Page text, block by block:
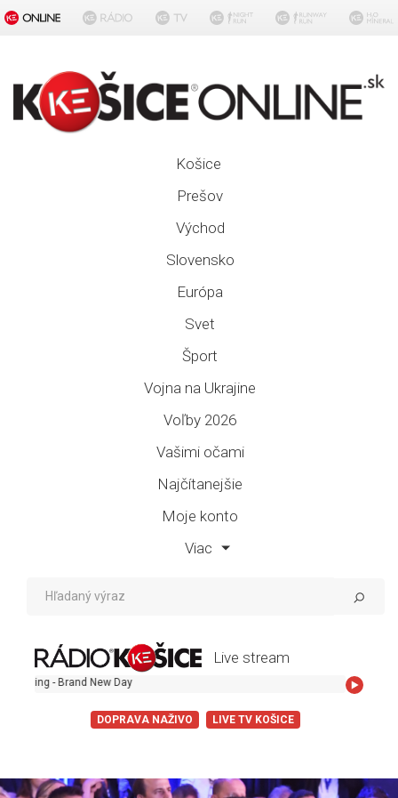
Košice
Prešov
Východ
Slovensko
Európa
Svet
Šport
Vojna na Ukrajine
Voľby 2026
Vašimi očami
Najčítanejšie
Moje konto
Viac
Live stream
- Brand New Day
DOPRAVA NAŽIVO LIVE TV KOŠICE